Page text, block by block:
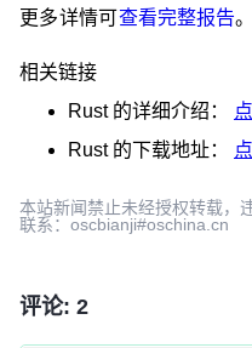
更多详情可查看完整报告。
相关链接
Rust的详细介绍：
Rust的下载地址：
本站新闻禁止未经授权转载，
联系：oscbianji#oschina.cn
评论: 2